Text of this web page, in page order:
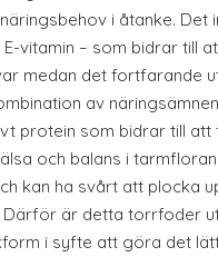
i åtanke. Det
E-vitamin – som bidrar till
medan det fortfarande
av
protein som bidrar till att
och balans i
kan ha svårt att plocka
Därför är detta torrfoder
i syfte att göra det